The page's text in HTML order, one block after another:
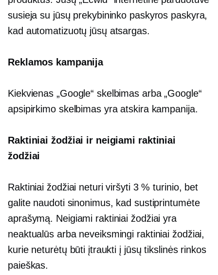
susieja su jūsų prekybininko paskyros paskyra,
kad automatizuotų jūsų atsargas.
Reklamos kampanija
Kiekvienas „Google“ skelbimas arba „Google“
apsipirkimo skelbimas yra atskira kampanija.
Raktiniai žodžiai ir neigiami raktiniai
žodžiai
Raktiniai žodžiai neturi viršyti 3 % turinio, bet
galite naudoti sinonimus, kad sustiprintumėte
aprašymą. Neigiami raktiniai žodžiai yra
neaktualūs arba neveiksmingi raktiniai žodžiai,
kurie neturėtų būti įtraukti į jūsų tikslinės rinkos
paieškas.